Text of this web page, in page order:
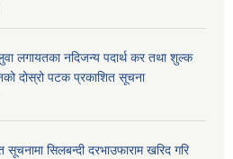
लगायतका नदिजन्य पदार्थ कर तथा शुल्क
दोस्रो पटक प्रकाशित सूचना
सिलबन्दी दरभाउफाराम खरिद गरि